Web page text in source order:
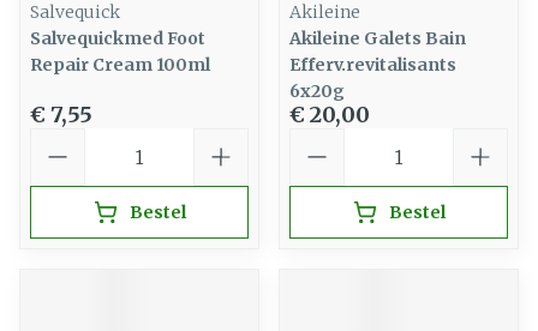
Salvequick
Salvequickmed Foot
Repair Cream 100ml
€ 7,55
Bestel
Akileine
Akileine Galets Bain
Efferv.revitalisants
6x20g
€ 20,00
Bestel